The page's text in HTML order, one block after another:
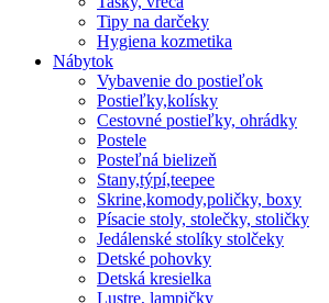
Tipy na darčeky
Hygiena kozmetika
Nábytok
Vybavenie do postieľok
Postieľky,kolísky
Cestovné postieľky, ohrádky
Postele
Posteľná bielizeň
Stany,týpí,teepee
Skrine,komody,poličky, boxy
Písacie stoly, stolečky, stoličky
Jedálenské stolíky stolčeky
Detské pohovky
Detská kresielka
Lustre, lampičky